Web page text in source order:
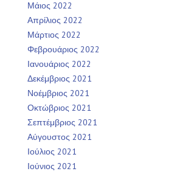
Μάιος 2022
Απρίλιος 2022
Μάρτιος 2022
Φεβρουάριος 2022
Ιανουάριος 2022
Δεκέμβριος 2021
Νοέμβριος 2021
Οκτώβριος 2021
Σεπτέμβριος 2021
Αύγουστος 2021
Ιούλιος 2021
Ιούνιος 2021